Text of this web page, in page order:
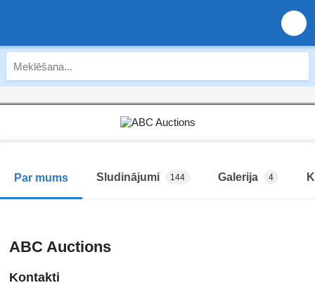
Par mums Sludinājumi 144 Galerija 4
ABC Auctions
Kontakti